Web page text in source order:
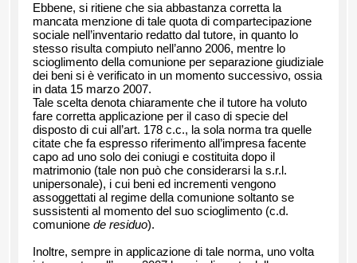
Ebbene, si ritiene che sia abbastanza corretta la
mancata menzione di tale quota di compartecipazione
sociale nell’inventario redatto dal tutore, in quanto lo
stesso risulta compiuto nell’anno 2006, mentre lo
scioglimento della comunione per separazione giudiziale
dei beni si è verificato in un momento successivo, ossia
in data 15 marzo 2007.
Tale scelta denota chiaramente che il tutore ha voluto
fare corretta applicazione per il caso di specie del
disposto di cui all’art. 178 c.c., la sola norma tra quelle
citate che fa espresso riferimento all’impresa facente
capo ad uno solo dei coniugi e costituita dopo il
matrimonio (tale non può che considerarsi la s.r.l.
unipersonale), i cui beni ed incrementi vengono
assoggettati al regime della comunione soltanto se
sussistenti al momento del suo scioglimento (c.d.
comunione de residuo).
Inoltre, sempre in applicazione di tale norma, uno volta